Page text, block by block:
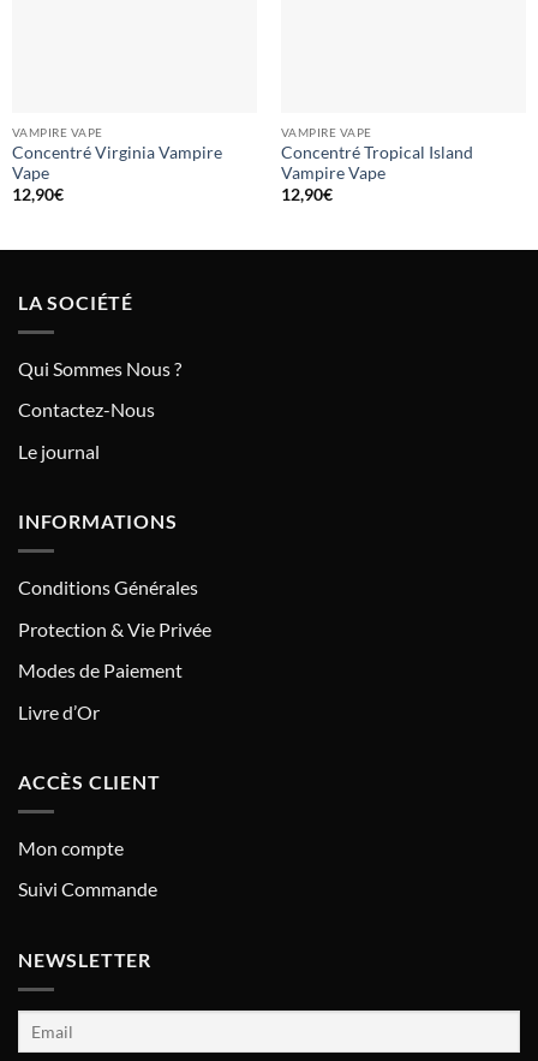
VAMPIRE VAPE
Concentré Virginia Vampire
Vape
12,90€
VAMPIRE VAPE
Concentré Tropical Island
Vampire Vape
12,90€
LA SOCIÉTÉ
Qui Sommes Nous ?
Contactez-Nous
Le journal
INFORMATIONS
Conditions Générales
Protection & Vie Privée
Modes de Paiement
Livre d’Or
ACCÈS CLIENT
Mon compte
Suivi Commande
NEWSLETTER